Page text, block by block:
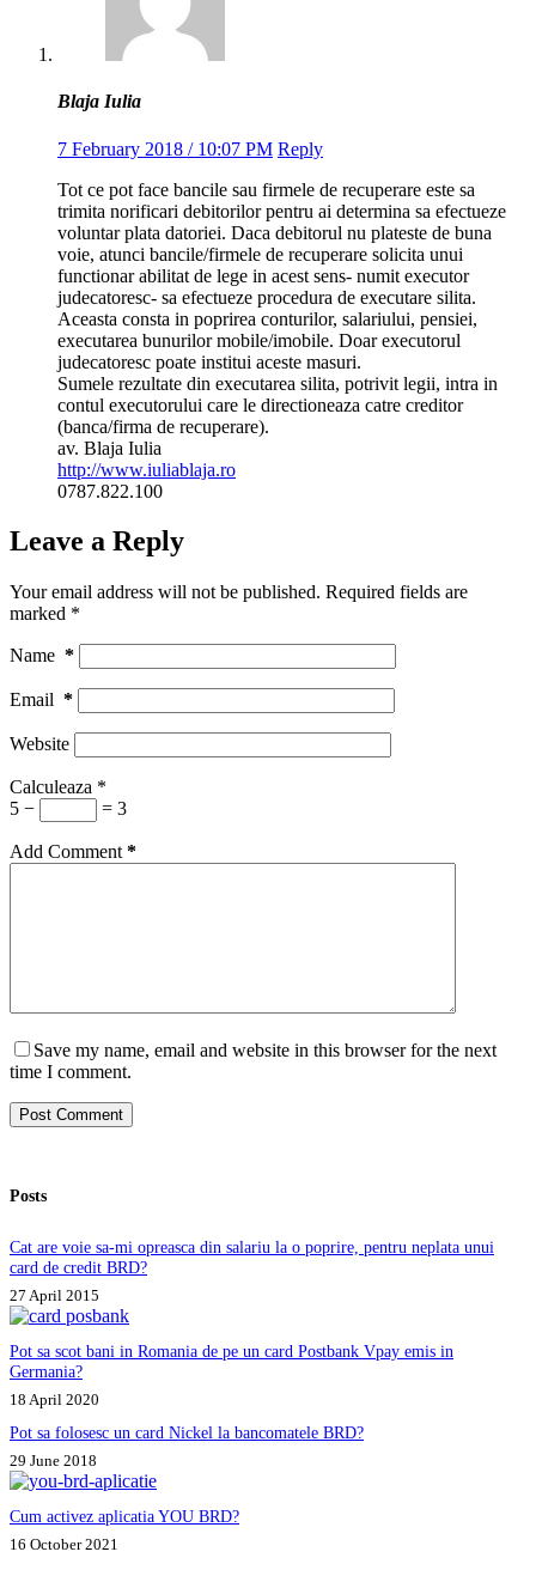
Blaja Iulia
7 February 2018 / 10:07 PM Reply
Tot ce pot face bancile sau firmele de recuperare este sa
trimita norificari debitorilor pentru ai determina sa efectueze
voluntar plata datoriei. Daca debitorul nu plateste de buna
voie, atunci bancile/firmele de recuperare solicita unui
functionar abilitat de lege in acest sens- numit executor
judecatoresc- sa efectueze procedura de executare silita.
Aceasta consta in poprirea conturilor, salariului, pensiei,
executarea bunurilor mobile/imobile. Doar executorul
judecatoresc poate institui aceste masuri.
Sumele rezultate din executarea silita, potrivit legii, intra in
contul executorului care le directioneaza catre creditor
(banca/firma de recuperare).
av. Blaja Iulia
http://www.iuliablaja.ro
0787.822.100
Leave a Reply
Your email address will not be published. Required fields are
marked *
Name *
Email *
Website
Calculeaza *
5 −
= 3
Add Comment *
Save my name, email and website in this browser for the next
time I comment.
Post Comment
Posts
Cat are voie sa-mi opreasca din salariu la o poprire, pentru neplata unui
card de credit BRD?
27 April 2015
Pot sa scot bani in Romania de pe un card Postbank Vpay emis in
Germania?
18 April 2020
Pot sa folosesc un card Nickel la bancomatele BRD?
29 June 2018
Cum activez aplicatia YOU BRD?
16 October 2021